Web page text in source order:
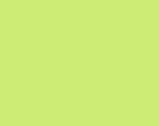
a falsificação, o
administrativas e